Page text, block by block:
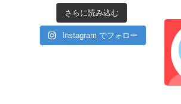
さらに読み込む
Instagram でフォロー